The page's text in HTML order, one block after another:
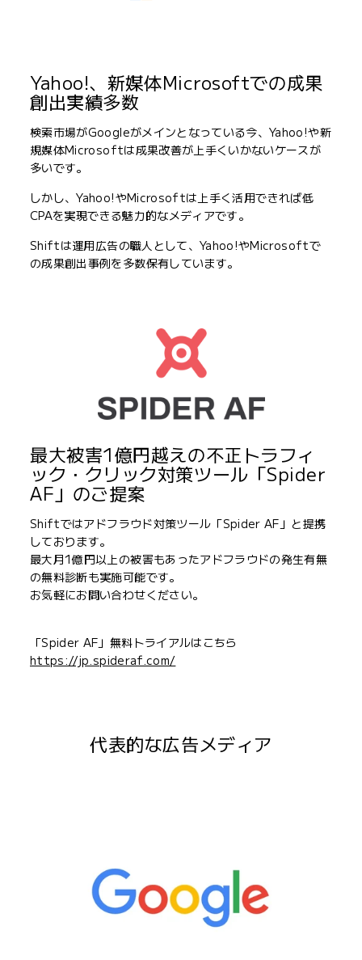
Yahoo!、新媒体Microsoftでの成果
創出実績多数
検索市場がGoogleがメインとなっている今、Yahoo!や新
規媒体Microsoftは成果改善が上手くいかないケースが
多いです。
しかし、Yahoo!やMicrosoftは上手く活用できれば低
CPAを実現できる魅力的なメディアです。
Shiftは運用広告の職人として、Yahoo!やMicrosoftで
の成果創出事例を多数保有しています。
最大被害1億円越えの不正トラフィ
ック・クリック対策ツール「Spider
AF」のご提案
Shiftではアドフラウド対策ツール「Spider AF」と提携
しております。
最大月1億円以上の被害もあったアドフラウドの発生有無
の無料診断も実施可能です。
お気軽にお問い合わせください。
「Spider AF」無料トライアルはこちら
https://jp.spideraf.com/
代表的な広告メディア